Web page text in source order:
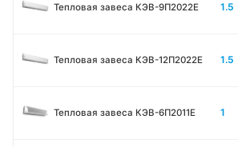
Тепловая завеса КЭВ-9П2022Е 1.5
Тепловая завеса КЭВ-12П2022Е 1.5
Тепловая завеса КЭВ-6П2011E 1